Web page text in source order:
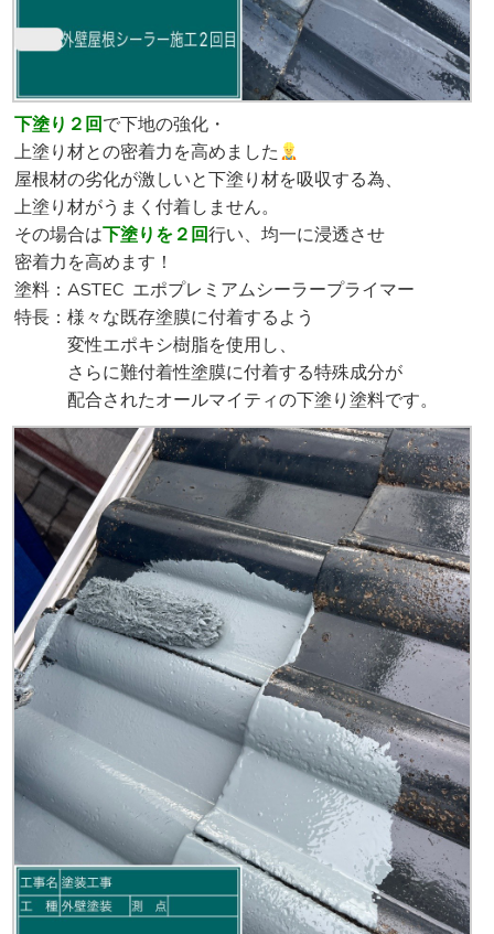
下塗り２回で下地の強化・
上塗り材との密着力を高めました
屋根材の劣化が激しいと下塗り材を吸収する為、
上塗り材がうまく付着しません。
その場合は下塗りを２回行い、均一に浸透させ
密着力を高めます！
塗料：ASTEC エポプレミアムシーラープライマー
特長：様々な既存塗膜に付着するよう
変性エポキシ樹脂を使用し、
さらに難付着性塗膜に付着する特殊成分が
配合されたオールマイティの下塗り塗料です。